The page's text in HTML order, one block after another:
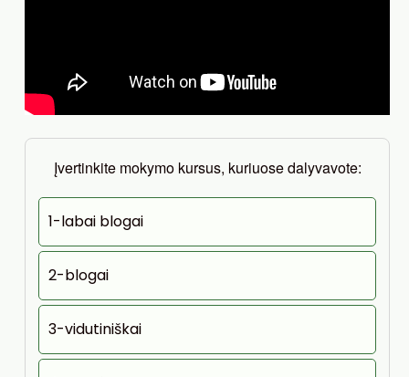
Įvertinkite mokymo kursus, kuriuose dalyvavote:
1-labai blogai
2-blogai
3-vidutiniškai